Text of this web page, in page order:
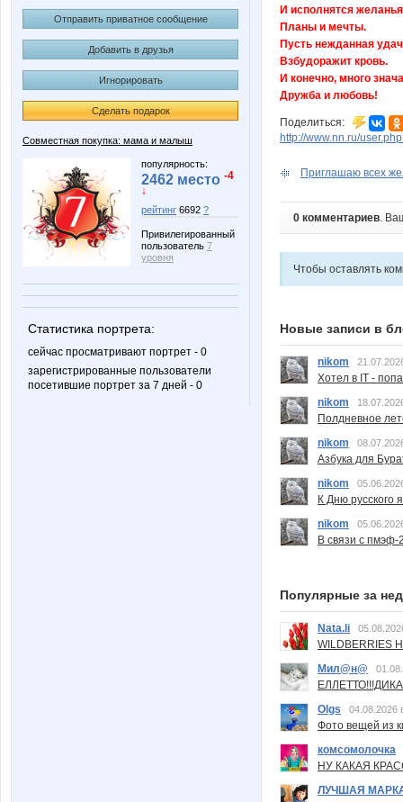
Отправить приватное сообщение
Добавить в друзья
Игнорировать
Сделать подарок
Совместная покупка: мама и малыш
популярность:
2462 место -4
↓
рейтинг 6692 ?
Привилегированный
пользователь 7
уровня
Статистика портрета:
сейчас просматривают портрет - 0
зарегистрированные пользователи
посетившие портрет за 7 дней - 0
И исполнятся
Планы и мечты.
Пусть нежданная
Взбудоражит кровь.
И конечно, много
Дружба и любовь!
Поделиться:
http://www.nn.ru/
Приглашаю всех
0 комментариев.
Чтобы оставлять
Новые записи в
nikom
Хотел в IT -
nikom
Полдневное
nikom
Азбука для
nikom
К Дню русского
nikom
В связи с пмэф-
Популярные за
Nata.li
Мил@н@
Olgs
04.08.2026
Фото вещей из
комсомолочка
НУ КАКАЯ
ЛУЧШАЯ